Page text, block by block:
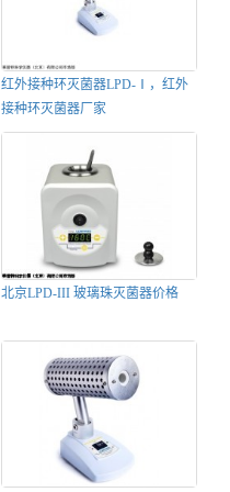
红外接种环灭菌器LPD-Ⅰ，红外
接种环灭菌器厂家
北京LPD-III 玻璃珠灭菌器价格